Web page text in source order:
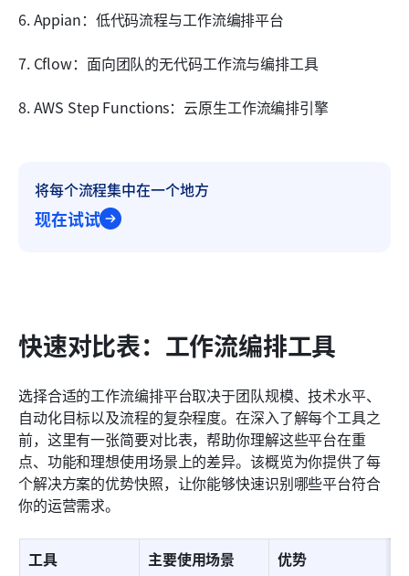
6. Appian：低代码流程与工作流编排平台
7. Cflow：面向团队的无代码工作流与编排工具
8. AWS Step Functions：云原生工作流编排引擎
将每个流程集中在一个地方
现在试试
快速对比表：工作流编排工具
选择合适的工作流编排平台取决于团队规模、技术水平、
自动化目标以及流程的复杂程度。在深入了解每个工具之
前，这里有一张简要对比表，帮助你理解这些平台在重
点、功能和理想使用场景上的差异。该概览为你提供了每
个解决方案的优势快照，让你能够快速识别哪些平台符合
你的运营需求。
工具 主要使用场景 优势